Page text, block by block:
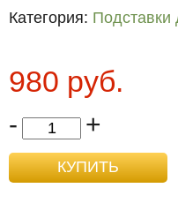
Категория: Подставки
980 руб.
- +